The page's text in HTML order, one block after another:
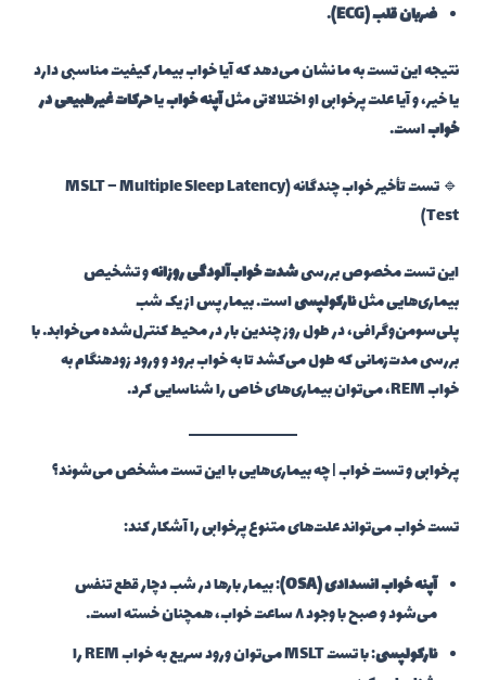
ضربان قلب (ECG)
.
نتیجه این تست به ما نشان می‌دهد که آیا خواب بیمار کیفیت مناسبی دارد
یا خیر، و آیا علت پرخوابی او اختلالاتی مثلآپنه خوابیاحرکات غیرطبیعی در
خواباست.
🔹 تست تأخیر خواب چندگانه (MSLT – Multiple Sleep Latency
Test)
این تست مخصوص بررسیشدت خواب‌آلودگی روزانهو تشخیص
بیماری‌هایی مثلنارکولپسیاست. بیمار پس از یک شب
پلی‌سومن‌وگرافی، در طول روز چندین بار در محیط کنترل‌شده می‌خوابد. با
بررسی مدت‌زمانی که طول می‌کشد تا به خواب برود و ورود زودهنگام به
خواب REM، می‌توان بیماری‌های خاص را شناسایی کرد.
پرخوابی و تست خواب | چه بیماری‌هایی با این تست مشخص می‌شوند؟
تست خواب می‌تواند علت‌های متنوع پرخوابی را آشکار کند:
آپنه خواب انسدادی (OSA)
: بیمار بارها در شب دچار قطع تنفس
می‌شود و صبح با وجود ۸ ساعت خواب، همچنان خسته است.
نارکولپسی
: با تست MSLT می‌توان ورود سریع به خواب REM را